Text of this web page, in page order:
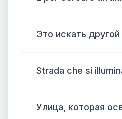
Это искать
Strada che si
Улица, которая